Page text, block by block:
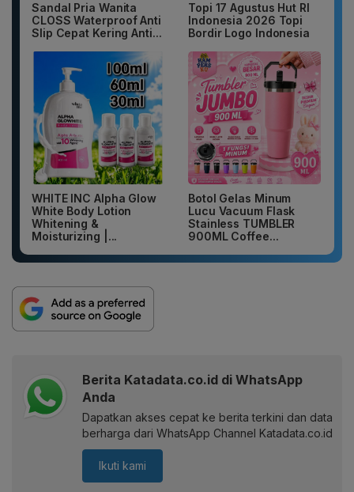
Sandal Pria Wanita
CLOSS Waterproof Anti
Slip Cepat Kering Anti...
Topi 17 Agustus Hut RI
Indonesia 2026 Topi
Bordir Logo Indonesia
WHITE INC Alpha Glow
White Body Lotion
Whitening &
Moisturizing |...
Botol Gelas Minum
Lucu Vacuum Flask
Stainless TUMBLER
900ML Coffee...
Berita Katadata.co.id di WhatsApp
Anda
Dapatkan akses cepat ke berita terkini dan data
berharga dari WhatsApp Channel Katadata.co.id
Ikuti kami